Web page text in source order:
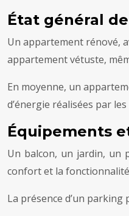
État général
Un appartement rénové,
appartement vétuste,
En moyenne, un
d’énergie réalisées par
Équipements
Un balcon, un jardin, un
confort et la
La présence d’un